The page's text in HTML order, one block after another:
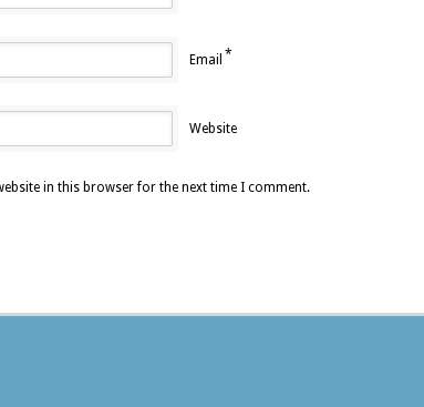
Email *
Website
in this browser for the next time I comment.